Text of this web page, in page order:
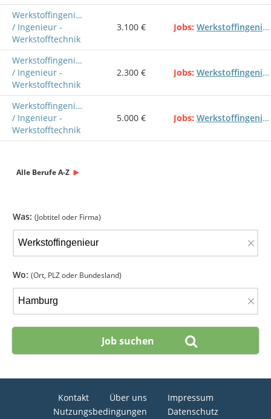
Werkstoffingenieur
/ Ingenieur -
Werkstofftechnik
3.100 € Jobs Werkstoffingenieur
Werkstoffingenieur
/ Ingenieur -
Werkstofftechnik
2.300 € Jobs Werkstoffingenieur
Werkstoffingenieur
/ Ingenieur -
Werkstofftechnik
5.000 € Jobs Werkstoffingenieur
Alle Berufe A-Z
Was: (Jobtitel oder Firma)
×
Wo: (Ort, PLZ oder Bundesland)
×
Kontakt Über uns
Impressum
Nutzungsbedingungen
Datenschutz